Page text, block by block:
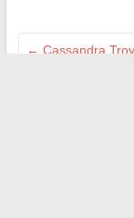
← Cassandra